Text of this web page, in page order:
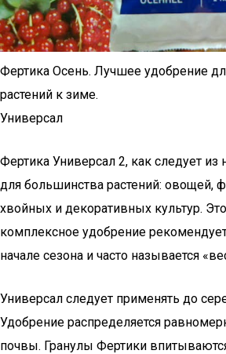
Фертика Осень. Лучшее удобрение
растений к зиме.
Универсал
Фертика Универсал 2, как следует из
для большинства растений: овощей,
хвойных и декоративных культур.
комплексное удобрение
начале сезона и часто называется
Универсал следует применять до
Удобрение распределяется
почвы. Гранулы Фертики